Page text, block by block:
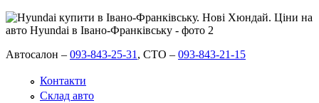
Автосалон – 093-843-25-31 , СТО – 093-843-21-15
Контакти
Склад авто